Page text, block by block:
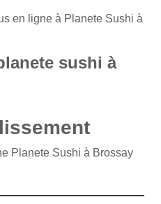
en ligne à Planete Sushi à
sushi à
Planete Sushi à Brossay